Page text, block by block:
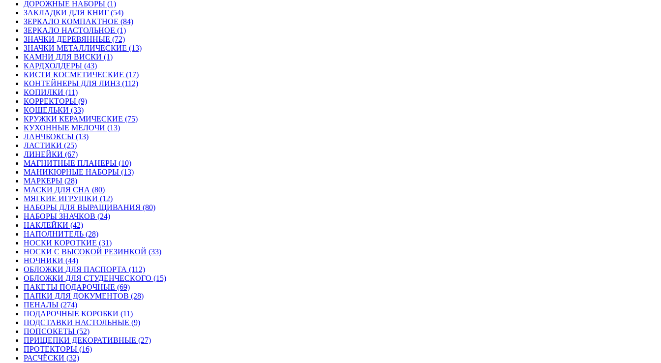
ДОРОЖНЫЕ НАБОРЫ (1)
ЗАКЛАДКИ ДЛЯ КНИГ (54)
ЗЕРКАЛО КОМПАКТНОЕ (84)
ЗЕРКАЛО НАСТОЛЬНОЕ (1)
ЗНАЧКИ ДЕРЕВЯННЫЕ (72)
ЗНАЧКИ МЕТАЛЛИЧЕСКИЕ (13)
КАМНИ ДЛЯ ВИСКИ (1)
КАРДХОЛДЕРЫ (43)
КИСТИ КОСМЕТИЧЕСКИЕ (17)
КОНТЕЙНЕРЫ ДЛЯ ЛИНЗ (112)
КОПИЛКИ (11)
КОРРЕКТОРЫ (9)
КОШЕЛЬКИ (33)
КРУЖКИ КЕРАМИЧЕСКИЕ (75)
КУХОННЫЕ МЕЛОЧИ (13)
ЛАНЧБОКСЫ (13)
ЛАСТИКИ (25)
ЛИНЕЙКИ (67)
МАГНИТНЫЕ ПЛАНЕРЫ (10)
МАНИКЮРНЫЕ НАБОРЫ (13)
МАРКЕРЫ (28)
МАСКИ ДЛЯ СНА (80)
МЯГКИЕ ИГРУШКИ (12)
НАБОРЫ ДЛЯ ВЫРАЩИВАНИЯ (80)
НАБОРЫ ЗНАЧКОВ (24)
НАКЛЕЙКИ (42)
НАПОЛНИТЕЛЬ (28)
НОСКИ КОРОТКИЕ (31)
НОСКИ С ВЫСОКОЙ РЕЗИНКОЙ (33)
НОЧНИКИ (44)
ОБЛОЖКИ ДЛЯ ПАСПОРТА (112)
ОБЛОЖКИ ДЛЯ СТУДЕНЧЕСКОГО (15)
ПАКЕТЫ ПОДАРОЧНЫЕ (69)
ПАПКИ ДЛЯ ДОКУМЕНТОВ (28)
ПЕНАЛЫ (274)
ПОДАРОЧНЫЕ КОРОБКИ (11)
ПОДСТАВКИ НАСТОЛЬНЫЕ (9)
ПОПСОКЕТЫ (52)
ПРИЩЕПКИ ДЕКОРАТИВНЫЕ (27)
ПРОТЕКТОРЫ (16)
РАСЧЁСКИ (32)